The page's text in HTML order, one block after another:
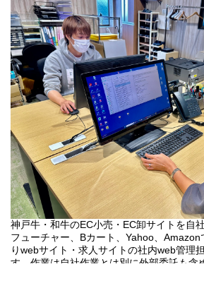
・電話対応（顧客側に電話録音中のアナウ
す）
・商品の梱包、発送
・出荷確認作業（出荷個数の確認、配送業
直接お客様には会う事はありませんが、人
仕事です。季節の贈り記念日のプレゼント
が多く、親切に対応していただける方大歓
作業となり、丁寧にお教えします。残業は
繁忙期に残業対応出来る方は優遇させて頂
★有給取得OK
就労規則があり有給休暇の取得ももちろん
す。
★気分よく働けるオシャレな環境！
2022年開設のオフィスは衛生的で明るく、
囲気です。個室ブースのある休憩スペース
設置しています。
★ライフスタイルに合わせて働ける！
長くお勤めいただくために、毎回全員のお
フトを作成！
神戸牛・和牛のEC小売・EC卸サイトを自
フューチャー、Bカート、Yahoo、
りwebサイト・求人サイトの社内web管理
す。作業は自社作業とは別に外部委託も含